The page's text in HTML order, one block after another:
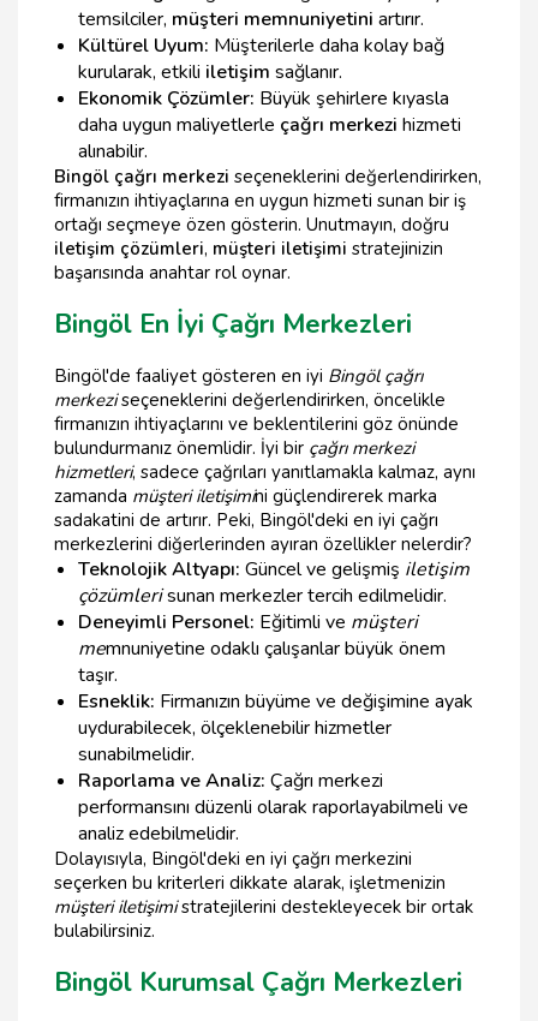
temsilciler, müşteri memnuniyetini artırır.
Kültürel Uyum: Müşterilerle daha kolay bağ
kurularak, etkili iletişim sağlanır.
Ekonomik Çözümler: Büyük şehirlere kıyasla
daha uygun maliyetlerle çağrı merkezi hizmeti
alınabilir.
Bingöl çağrı merkezi seçeneklerini değerlendirirken,
firmanızın ihtiyaçlarına en uygun hizmeti sunan bir iş
ortağı seçmeye özen gösterin. Unutmayın, doğru
iletişim çözümleri, müşteri iletişimi stratejinizin
başarısında anahtar rol oynar.
Bingöl En İyi Çağrı Merkezleri
Bingöl'de faaliyet gösteren en iyi Bingöl çağrı
merkeziseçeneklerini değerlendirirken, öncelikle
firmanızın ihtiyaçlarını ve beklentilerini göz önünde
bulundurmanız önemlidir. İyi bir çağrı merkezi
hizmetleri, sadece çağrıları yanıtlamakla kalmaz, aynı
zamanda müşteri iletişimini güçlendirerek marka
sadakatini de artırır. Peki, Bingöl'deki en iyi çağrı
merkezlerini diğerlerinden ayıran özellikler nelerdir?
Teknolojik Altyapı: Güncel ve gelişmiş iletişim
çözümlerisunan merkezler tercih edilmelidir.
Deneyimli Personel: Eğitimli ve müşteri
memnuniyetine odaklı çalışanlar büyük önem
taşır.
Esneklik: Firmanızın büyüme ve değişimine ayak
uydurabilecek, ölçeklenebilir hizmetler
sunabilmelidir.
Raporlama ve Analiz: Çağrı merkezi
performansını düzenli olarak raporlayabilmeli ve
analiz edebilmelidir.
Dolayısıyla, Bingöl'deki en iyi çağrı merkezini
seçerken bu kriterleri dikkate alarak, işletmenizin
müşteri iletişimistratejilerini destekleyecek bir ortak
bulabilirsiniz.
Bingöl Kurumsal Çağrı Merkezleri